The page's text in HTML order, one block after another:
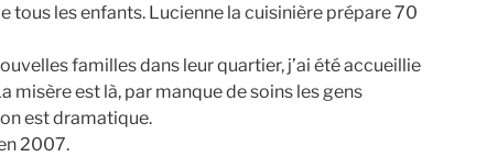
tous les enfants. Lucienne la cuisinière prépare 70
familles dans leur quartier, j’ai été accueillie
misère est là, par manque de soins les gens
est dramatique.
2007.